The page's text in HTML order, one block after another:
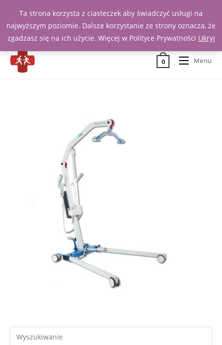
Zadzwoń 539 391 290
0 Menu
Ta strona korzysta z ciasteczek aby świadczyć usługi na
najwyższym poziomie. Dalsze korzystanie ze strony oznacza, że
zgadzasz się na ich użycie. Więcej w Polityce Prywatności Ukryj